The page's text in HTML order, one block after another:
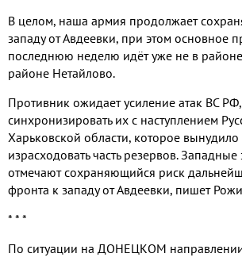
В целом, наша армия продолжает
западу от Авдеевки, при этом основное
последнюю неделю идёт уже не в
районе Нетайлово.
Противник ожидает усиление атак ВС
синхронизировать их с наступлением
Харьковской области, которое
израсходовать часть резервов. Западные
отмечают сохраняющийся риск
фронта к западу от Авдеевки, пишет
* * *
По ситуации на ДОНЕЦКОМ